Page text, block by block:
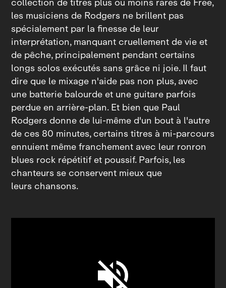
les musiciens de Rodgers ne brillent pas
spécialement par la finesse de leur
interprétation, manquant cruellement de vie et
de pêche, principalement pendant certains
longs solos exécutés sans grâce ni joie. Il faut
dire que le mixage n'aide pas non plus, avec
une batterie balourde et une guitare parfois
perdue en arrière‑plan. Et bien que Paul
Rodgers donne de lui‑même d'un bout à l'autre
de ces 80 minutes, certains titres à mi‑parcours
ennuient même franchement avec leur ronron
blues rock répétitif et poussif. Parfois, les
chanteurs se conservent mieux que
leurs chansons.